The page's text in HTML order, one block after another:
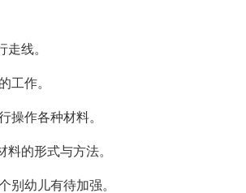
线。
工作。
操作各种材料。
的形式与方法。
别幼儿有待加强。